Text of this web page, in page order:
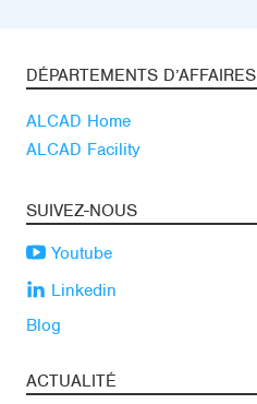
DÉPARTEMENTS D’AFFAIRES
ALCAD Home
ALCAD Facility
SUIVEZ-NOUS
Youtube
Linkedin
Blog
ACTUALITÉ